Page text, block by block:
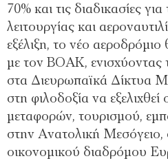
70% και τις διαδικασίες
λειτουργίας και
εξέλιξη, το νέο
με τον ΒΟΑΚ, ενισχύοντας
στα Διευρωπαϊκά Δίκτυα
στη φιλοδοξία να
μεταφορών, τουρισμού,
στην Ανατολική Μεσόγειο,
οικονομικού διαδρόμου